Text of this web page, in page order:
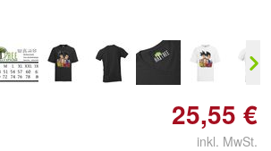
25,55 €
inkl. MwSt.